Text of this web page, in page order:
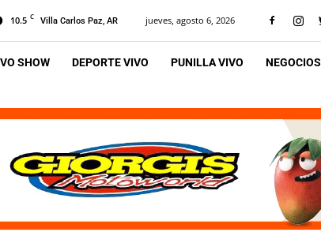
10.5 C Villa Carlos Paz, AR jueves, agosto 6, 2026
SHOW DEPORTE VIVO PUNILLA VIVO NEGOCIOS